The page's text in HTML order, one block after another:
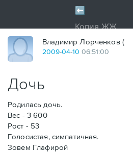
Владимир Лорченков (
2009-04-10 06:51:00
Дочь
Родилась дочь.
Вес - 3 600
Рост - 53
Голосистая, симпатичная.
Зовем Глафирой